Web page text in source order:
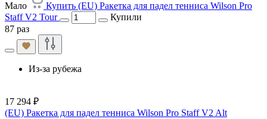
Мало
Купить (EU) Ракетка для падел тенниса Wilson Pro
Staff V2 Tour
Купили
87 раз
Из-за рубежа
17 294 ₽
(EU) Ракетка для падел тенниса Wilson Pro Staff V2 Alt